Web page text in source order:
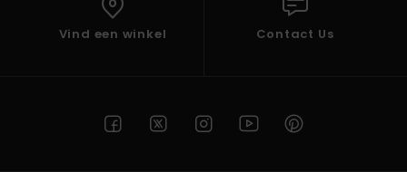
Vind een winkel Contact Us